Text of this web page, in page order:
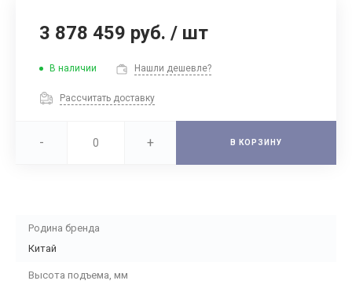
3 878 459 руб. / шт
В наличии Нашли дешевле?
Рассчитать доставку
- + В КОРЗИНУ
Родина бренда
Китай
Высота подъема, мм